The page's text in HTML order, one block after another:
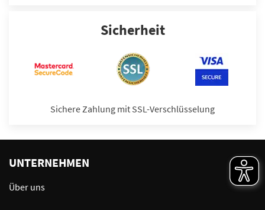
Sicherheit
Sichere Zahlung mit SSL-Verschlüsselung
UNTERNEHMEN
Über uns